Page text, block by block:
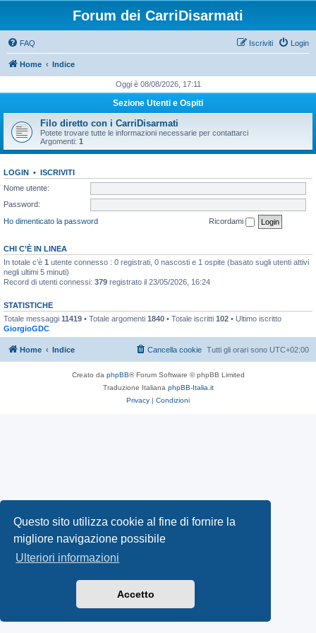
Questo sito utilizza cookie al fine di fornire la
migliore navigazione possibile
Ulteriori informazioni
Accetto
Forum dei CarriDisarmati
FAQ Login
Iscriviti
Home Indice
Oggi è 08/08/2026, 17:11
Sezione Utenti e Ospiti
Filo diretto con i CarriDisarmati
Potete trovare tutte le informazioni necessarie per contattarci
Argomenti: 1
LOGIN • ISCRIVITI
Nome utente:
Password:
Ho dimenticato la password
Ricordami
CHI C’È IN LINEA
In totale c’è 1 utente connesso : 0 registrati, 0 nascosti e 1 ospite (basato sugli utenti attivi
negli ultimi 5 minuti)
Record di utenti connessi: 379 registrato il 23/05/2026, 16:24
STATISTICHE
Totale messaggi 11419 • Totale argomenti 1840 • Totale iscritti 102 • Ultimo iscritto
GiorgioGDC
Home Indice Tutti gli orari sono UTC+02:00
Cancella cookie
Creato da phpBB® Forum Software © phpBB Limited
Traduzione Italiana phpBB-Italia.it
Privacy | Condizioni